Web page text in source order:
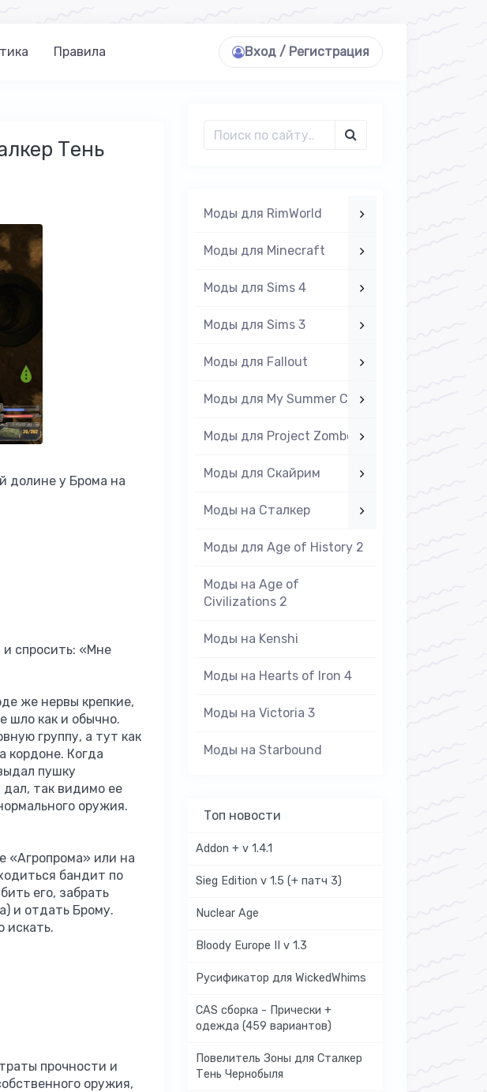
Правила Вход / Регистрация
Тень
долине у Брома на
и спросить: «Мне
же нервы крепкие,
шло как и обычно.
группу, а тут как
кордоне. Когда
пушку
так видимо ее
оружия.
«Агропрома» или на
бандит по
его, забрать
и отдать Брому.
искать.
прочности и
оружия,
Моды для RimWorld
Моды для Minecraft
Моды для Sims 4
Моды для Sims 3
Моды для Fallout
Моды для My Summer Car
Моды для Project Zomboid
Моды для Скайрим
Моды на Cталкер
Моды для Age of History 2
Моды на Age of
Civilizations 2
Моды на Kenshi
Моды на Hearts of Iron 4
Моды на Victoria 3
Моды на Starbound
Топ новости
Addon + v 1.4.1
Sieg Edition v 1.5 (+ патч 3)
Nuclear Age
Bloody Europe II v 1.3
Русификатор для WickedWhims
CAS сборка - Прически +
одежда (459 вариантов)
Повелитель Зоны для Сталкер
Тень Чернобыля